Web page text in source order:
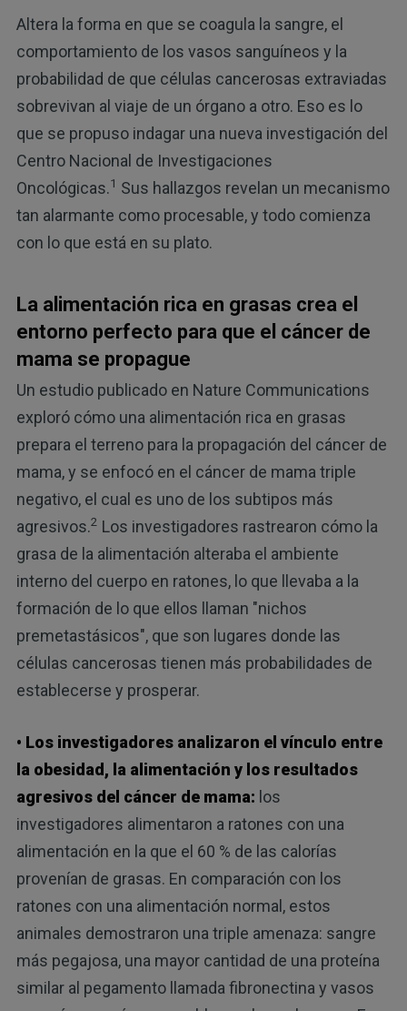
Altera la forma en que se coagula la sangre, el
comportamiento de los vasos sanguíneos y la
probabilidad de que células cancerosas extraviadas
sobrevivan al viaje de un órgano a otro. Eso es lo
que se propuso indagar una nueva investigación del
Centro Nacional de Investigaciones
Oncológicas.1 Sus hallazgos revelan un mecanismo
tan alarmante como procesable, y todo comienza
con lo que está en su plato.
La alimentación rica en grasas crea el
entorno perfecto para que el cáncer de
mama se propague
Un estudio publicado en Nature Communications
exploró cómo una alimentación rica en grasas
prepara el terreno para la propagación del cáncer de
mama, y se enfocó en el cáncer de mama triple
negativo, el cual es uno de los subtipos más
agresivos.2 Los investigadores rastrearon cómo la
grasa de la alimentación alteraba el ambiente
interno del cuerpo en ratones, lo que llevaba a la
formación de lo que ellos llaman "nichos
premetastásicos", que son lugares donde las
células cancerosas tienen más probabilidades de
establecerse y prosperar.
• Los investigadores analizaron el vínculo entre
la obesidad, la alimentación y los resultados
agresivos del cáncer de mama: los
investigadores alimentaron a ratones con una
alimentación en la que el 60 % de las calorías
provenían de grasas. En comparación con los
ratones con una alimentación normal, estos
animales demostraron una triple amenaza: sangre
más pegajosa, una mayor cantidad de una proteína
similar al pegamento llamada fibronectina y vasos